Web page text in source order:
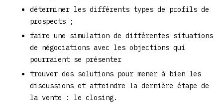
déterminer les différents types de profils de
prospects ;
faire une simulation de différentes situations
de négociations avec les objections qui
pourraient se présenter
trouver des solutions pour mener à bien les
discussions et atteindre la dernière étape de
la vente : le closing.